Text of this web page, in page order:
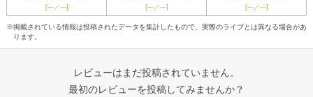
[---／---] [---／---] [---／---]
※掲載されている情報は投稿されたデータを集計したもので、実際のライブとは異なる場合があ
ります。
レビューはまだ投稿されていません。
最初のレビューを投稿してみませんか？